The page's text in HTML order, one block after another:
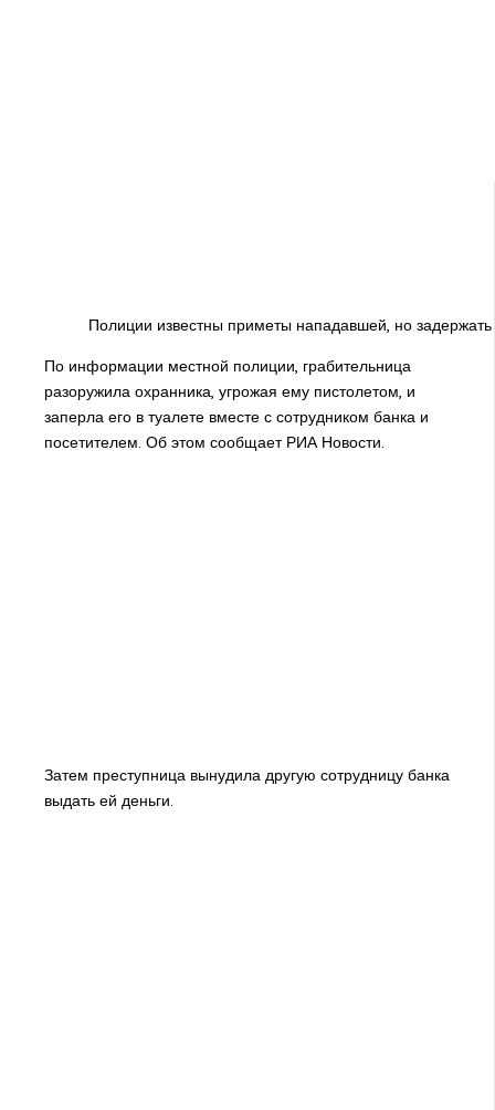
Полиции известны приметы нападавшей, но задержать
По информации местной полиции, грабительница
разоружила охранника, угрожая ему пистолетом, и
заперла его в туалете вместе с сотрудником банка и
посетителем. Об этом сообщает РИА Новости.
Затем преступница вынудила другую сотрудницу банка
выдать ей деньги.